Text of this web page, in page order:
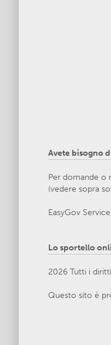
Avete bisogno
Per domande o
(vedere sopra
EasyGov
Lo sportello
2026 Tutti i
Questo sito è